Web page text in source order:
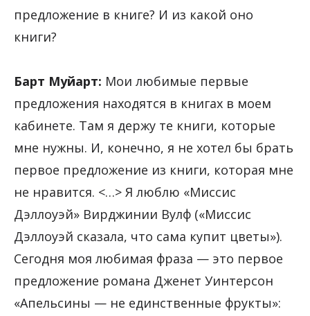
предложение в книге? И из какой оно
книги?
Барт Муйарт: Мои любимые первые
предложения находятся в книгах в моем
кабинете. Там я держу те книги, которые
мне нужны. И, конечно, я не хотел бы брать
первое предложение из книги, которая мне
не нравится. <…> Я люблю «Миссис
Дэллоуэй» Вирджинии Вулф («Миссис
Дэллоуэй сказала, что сама купит цветы»).
Сегодня моя любимая фраза — это первое
предложение романа Дженет Уинтерсон
«Апельсины — не единственные фрукты»: